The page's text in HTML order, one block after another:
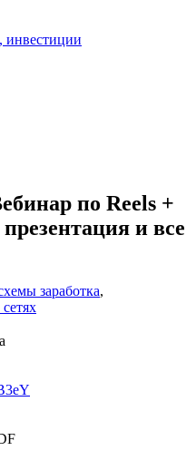
по Reels +
и все
заработка,